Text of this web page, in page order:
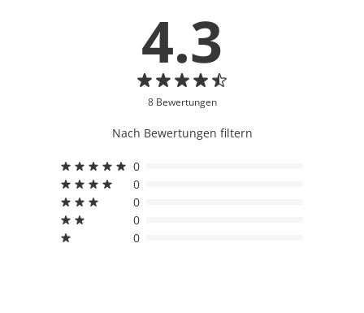
4.3
8 Bewertungen
Nach Bewertungen filtern
0
0
0
0
0